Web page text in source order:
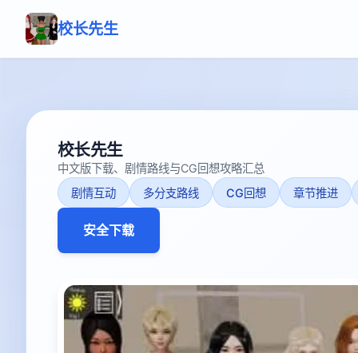
校长先生
校长先生
中文版下载、剧情路线与CG回想攻略汇总
剧情互动
多分支路线 CG回想 章节推进
安全下载